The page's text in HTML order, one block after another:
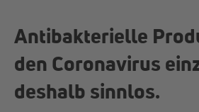
Antibakterielle
den Coronavirus
deshalb sinnlos.